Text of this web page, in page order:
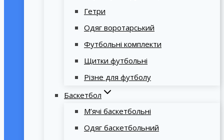
Гетри
Одяг воротарський
Футбольні комплекти
Щитки футбольні
Різне для футболу
Баскетбол
М’ячі баскетбольні
Одяг баскетбольний